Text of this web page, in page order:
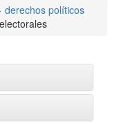
derechos políticos